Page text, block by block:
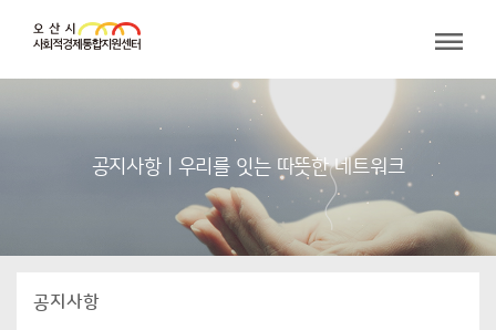
공지사항 | 우리를 잇는 따뜻한 네트워크
공지사항